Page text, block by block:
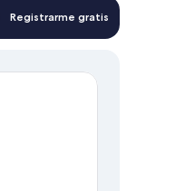
Registrarme gratis